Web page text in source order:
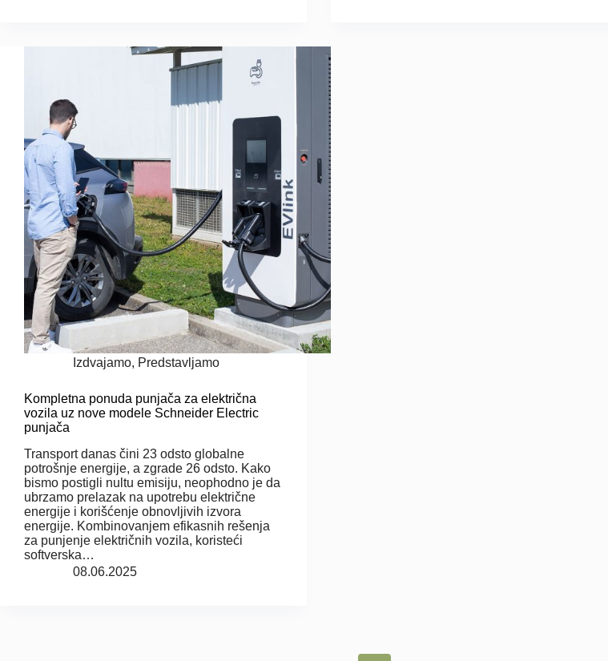
Izdvajamo, Predstavljamo
Kompletna ponuda punjača za električna
vozila uz nove modele Schneider Electric
punjača
Transport danas čini 23 odsto globalne
potrošnje energije, a zgrade 26 odsto. Kako
bismo postigli nultu emisiju, neophodno je da
ubrzamo prelazak na upotrebu električne
energije i korišćenje obnovljivih izvora
energije. Kombinovanjem efikasnih rešenja
za punjenje električnih vozila, koristeći
softverska…
08.06.2025